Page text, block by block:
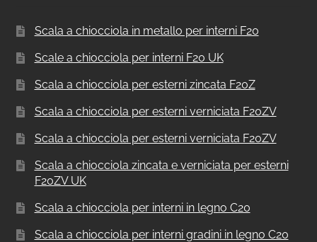
Scala a chiocciola in metallo per interni F20
Scale a chiocciola per interni F20 UK
Scala a chiocciola per esterni zincata F20Z
Scala a chiocciola per esterni verniciata F20ZV
Scala a chiocciola per esterni verniciata F20ZV
Scala a chiocciola zincata e verniciata per esterni
F20ZV UK
Scala a chiocciola per interni in legno C20
Scala a chiocciola per interni gradini in legno C20